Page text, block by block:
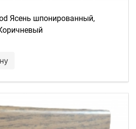
Ясень шпонированный,